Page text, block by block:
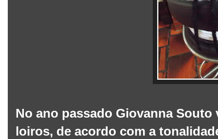
No ano passado Giovanna
loiros, de acordo com a